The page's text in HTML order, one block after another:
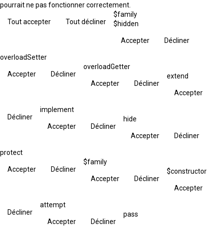
pourrait ne pas fonctionner correctement.
Tout accepter Tout décliner
$family
$hidden
Accepter Décliner
overloadSetter
Accepter Décliner
overloadGetter
Accepter Décliner
extend
Accepter
Décliner
implement
Accepter Décliner
hide
Accepter Décliner
protect
Accepter Décliner
$family
Accepter Décliner
$constructor
Accepter
Décliner
attempt
Accepter Décliner
pass